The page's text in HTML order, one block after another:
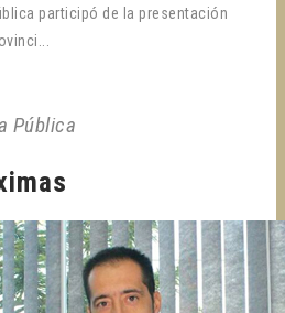
participó de la presentación
Pública